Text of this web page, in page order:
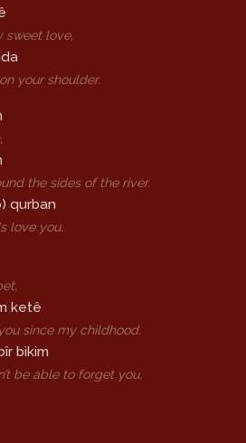
sweet love,
your shoulder.
the sides of the river.
qurban
love you.
ketê
since my childhood.
bikim
be able to forget you,